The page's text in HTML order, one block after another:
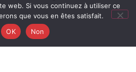
web. Si vous continuez à utiliser ce
que vous en êtes satisfait.
OK
Non